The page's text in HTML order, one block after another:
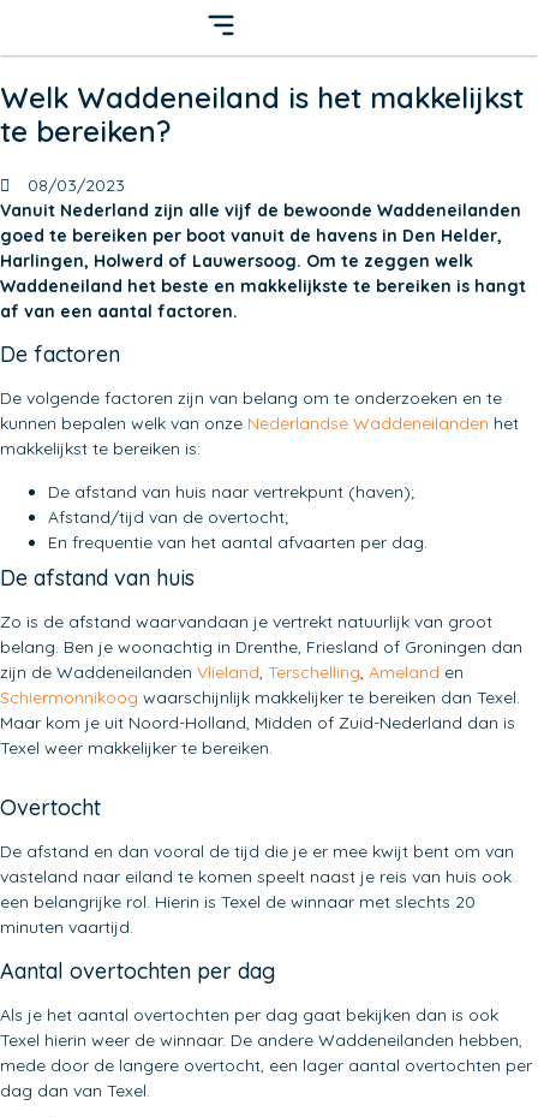
Welk Waddeneiland is het makkelijkst
te bereiken?
08/03/2023
Vanuit Nederland zijn alle vijf de bewoonde Waddeneilanden
goed te bereiken per boot vanuit de havens in Den Helder,
Harlingen, Holwerd of Lauwersoog. Om te zeggen welk
Waddeneiland het beste en makkelijkste te bereiken is hangt
af van een aantal factoren.
De factoren
De volgende factoren zijn van belang om te onderzoeken en te
kunnen bepalen welk van onze Nederlandse Waddeneilanden het
makkelijkst te bereiken is:
De afstand van huis naar vertrekpunt (haven);
Afstand/tijd van de overtocht;
En frequentie van het aantal afvaarten per dag.
De afstand van huis
Zo is de afstand waarvandaan je vertrekt natuurlijk van groot
belang. Ben je woonachtig in Drenthe, Friesland of Groningen dan
zijn de Waddeneilanden Vlieland, Terschelling, Ameland en
Schiermonnikoog waarschijnlijk makkelijker te bereiken dan Texel.
Maar kom je uit Noord-Holland, Midden of Zuid-Nederland dan is
Texel weer makkelijker te bereiken.
Overtocht
De afstand en dan vooral de tijd die je er mee kwijt bent om van
vasteland naar eiland te komen speelt naast je reis van huis ook
een belangrijke rol. Hierin is Texel de winnaar met slechts 20
minuten vaartijd.
Aantal overtochten per dag
Als je het aantal overtochten per dag gaat bekijken dan is ook
Texel hierin weer de winnaar. De andere Waddeneilanden hebben,
mede door de langere overtocht, een lager aantal overtochten per
dag dan van Texel.